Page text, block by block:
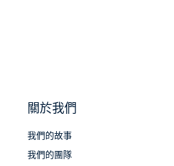
關於我們
我們的故事
我們的團隊